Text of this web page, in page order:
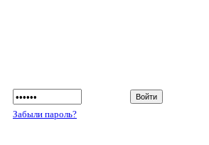
Забыли пароль?